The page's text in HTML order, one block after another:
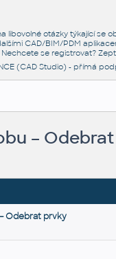
libovolné otázky týkající se
CAD/BIM/PDM
Nechcete se registrovat?
(CAD Studio) - přímá
–
Odebrat prvky